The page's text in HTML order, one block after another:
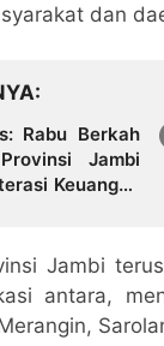
dan
Rabu Berkah
Jambi
Keuangan
Jambi
antara,